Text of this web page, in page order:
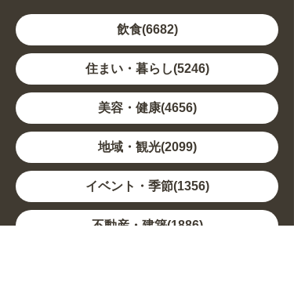
飲食(6682)
住まい・暮らし(5246)
美容・健康(4656)
地域・観光(2099)
イベント・季節(1356)
不動産・建築(1886)